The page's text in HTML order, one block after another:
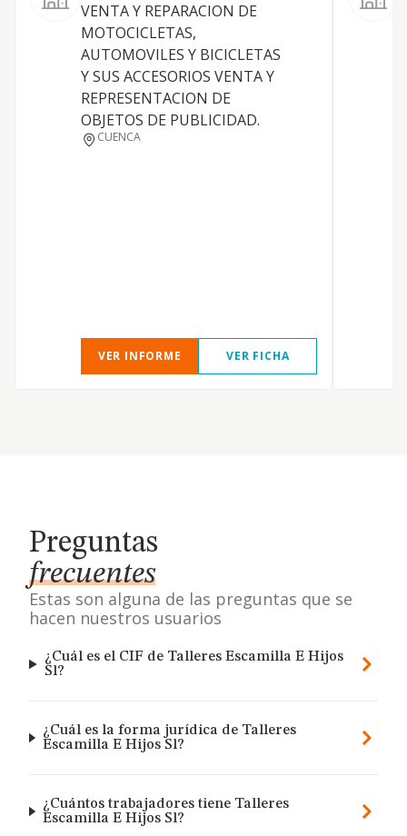
VENTA Y REPARACION DE
MOTOCICLETAS,
AUTOMOVILES Y BICICLETAS
Y SUS ACCESORIOS VENTA Y
REPRESENTACION DE
OBJETOS DE PUBLICIDAD.
CUENCA
VER INFORME VER FICHA
Preguntas
frecuentes
Estas son alguna de las preguntas que se
hacen nuestros usuarios
¿Cuál es el CIF de Talleres Escamilla E Hijos
Sl?
¿Cuál es la forma jurídica de Talleres
Escamilla E Hijos Sl?
¿Cuántos trabajadores tiene Talleres
Escamilla E Hijos Sl?